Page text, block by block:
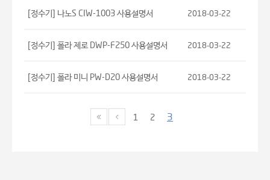
[정수기] 나노S CIW-1003 사용설명서 2018-03-22
[정수기] 폴라 제로 DWP-F250 사용설명서 2018-03-22
[정수기] 폴라 미니 PW-D20 사용설명서 2018-03-22
1 2 3